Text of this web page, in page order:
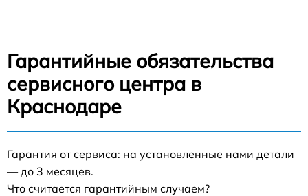
Гарантийные обязательства
сервисного центра в
Краснодаре
Гарантия от сервиса: на установленные нами детали
— до 3 месяцев.
Что считается гарантийным случаем?